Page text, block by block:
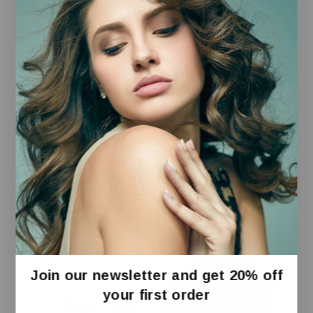
Foto strepitose:
Foto ad altissima risoluzione per impostazione
predefinita, grazie al sistema a doppia
fotocamera Fusion da 48MP con zoom 2x di
qualità ottica e ultra-grandangolo Fusion da
48MP.
Fotocamera frontale center stage da 18MP:
Ancora più modi per trovare l’inquadratura giusta.
Selfie di gruppo più facili, video con Acquisizione
doppia per riprendere in simultanea te e la scena
che hai davanti. E molto altro.
Prodotti Correlati
Join our newsletter and get 20% off
your first order